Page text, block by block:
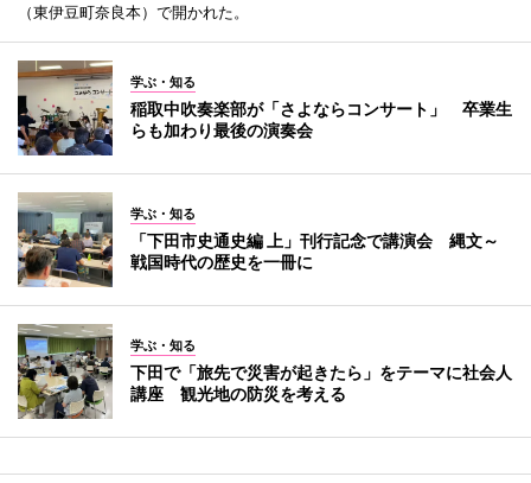
（東伊豆町奈良本）で開かれた。
学ぶ・知る
稲取中吹奏楽部が「さよならコンサート」 卒業生
らも加わり最後の演奏会
学ぶ・知る
「下田市史通史編 上」刊行記念で講演会 縄文～
戦国時代の歴史を一冊に
学ぶ・知る
下田で「旅先で災害が起きたら」をテーマに社会人
講座 観光地の防災を考える